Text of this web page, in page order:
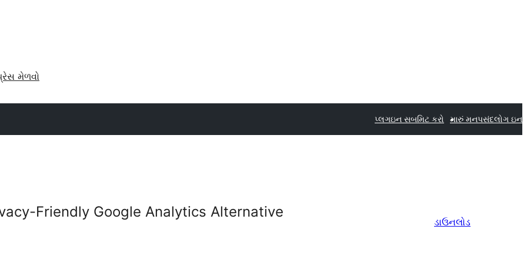
મેળવો
પ્લગઇન સબમિટ કરો મારું મનપસંદલોગ ઇન
Friendly Google Analytics Alternative
ડાઉનલોડ